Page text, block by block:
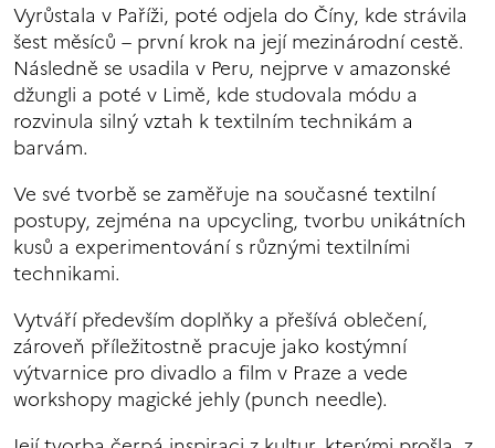
Vyrůstala v Paříži, poté odjela do Číny, kde strávila
šest měsíců – první krok na její mezinárodní cestě.
Následně se usadila v Peru, nejprve v amazonské
džungli a poté v Limě, kde studovala módu a
rozvinula silný vztah k textilním technikám a
barvám.
Ve své tvorbě se zaměřuje na současné textilní
postupy, zejména na upcycling, tvorbu unikátních
kusů a experimentování s různými textilními
technikami.
Vytváří především doplňky a přešívá oblečení,
zároveň příležitostně pracuje jako kostýmní
výtvarnice pro divadlo a film v Praze a vede
workshopy magické jehly (punch needle).